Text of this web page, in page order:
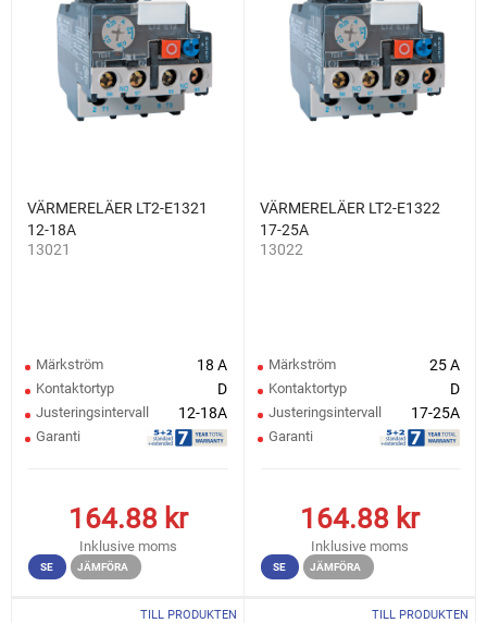
VÄRMERELÄER LT2-E1321
12-18A
13021
Märkström 18 A
Kontaktortyp D
Justeringsintervall 12-18A
Garanti
164.88kr
Inklusive moms
SE JÄMFÖRA
VÄRMERELÄER LT2-E1322
17-25A
13022
Märkström 25 A
Kontaktortyp D
Justeringsintervall 17-25A
Garanti
164.88 kr
Inklusive moms
SE JÄMFÖRA
TILL PRODUKTEN TILL PRODUKTEN